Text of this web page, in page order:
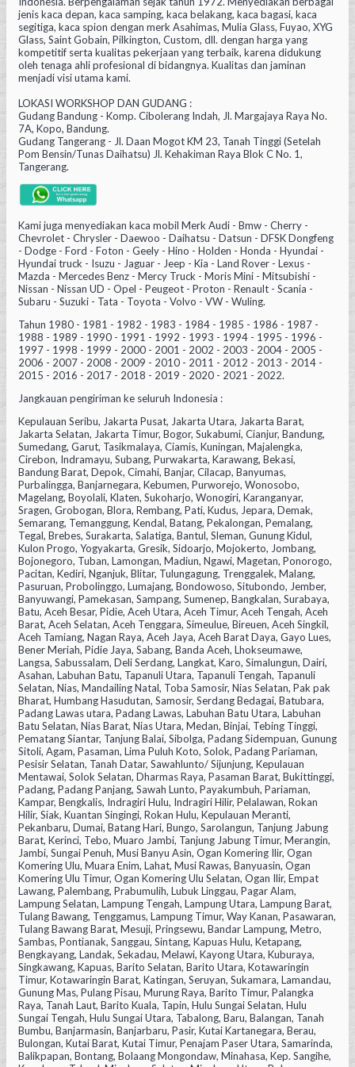
jenis kaca depan, kaca samping, kaca belakang, kaca bagasi, kaca
segitiga, kaca spion dengan merk Asahimas, Mulia Glass, Fuyao, XYG
Glass, Saint Gobain, Pilkington, Custom, dll. dengan harga yang
kompetitif serta kualitas pekerjaan yang terbaik, karena didukung
oleh tenaga ahli profesional di bidangnya. Kualitas dan jaminan
menjadi visi utama kami.
LOKASI WORKSHOP DAN GUDANG :
Gudang Bandung - Komp. Cibolerang Indah, Jl. Margajaya Raya No.
7A, Kopo, Bandung.
Gudang Tangerang - Jl. Daan Mogot KM 23, Tanah Tinggi (Setelah
Pom Bensin/Tunas Daihatsu) Jl. Kehakiman Raya Blok C No. 1,
Tangerang.
Kami juga menyediakan kaca mobil Merk Audi - Bmw - Cherry -
Chevrolet - Chrysler - Daewoo - Daihatsu - Datsun - DFSK Dongfeng
- Dodge - Ford - Foton - Geely - Hino - Holden - Honda - Hyundai -
Hyundai truck - Isuzu - Jaguar - Jeep - Kia - Land Rover - Lexus -
Mazda - Mercedes Benz - Mercy Truck - Moris Mini - Mitsubishi -
Nissan - Nissan UD - Opel - Peugeot - Proton - Renault - Scania -
Subaru - Suzuki - Tata - Toyota - Volvo - VW - Wuling.
Tahun 1980 - 1981 - 1982 - 1983 - 1984 - 1985 - 1986 - 1987 -
1988 - 1989 - 1990 - 1991 - 1992 - 1993 - 1994 - 1995 - 1996 -
1997 - 1998 - 1999 - 2000 - 2001 - 2002 - 2003 - 2004 - 2005 -
2006 - 2007 - 2008 - 2009 - 2010 - 2011 - 2012 - 2013 - 2014 -
2015 - 2016 - 2017 - 2018 - 2019 - 2020 - 2021 - 2022.
Jangkauan pengiriman ke seluruh Indonesia :
Kepulauan Seribu, Jakarta Pusat, Jakarta Utara, Jakarta Barat,
Jakarta Selatan, Jakarta Timur, Bogor, Sukabumi, Cianjur, Bandung,
Sumedang, Garut, Tasikmalaya, Ciamis, Kuningan, Majalengka,
Cirebon, Indramayu, Subang, Purwakarta, Karawang, Bekasi,
Bandung Barat, Depok, Cimahi, Banjar, Cilacap, Banyumas,
Purbalingga, Banjarnegara, Kebumen, Purworejo, Wonosobo,
Magelang, Boyolali, Klaten, Sukoharjo, Wonogiri, Karanganyar,
Sragen, Grobogan, Blora, Rembang, Pati, Kudus, Jepara, Demak,
Semarang, Temanggung, Kendal, Batang, Pekalongan, Pemalang,
Tegal, Brebes, Surakarta, Salatiga, Bantul, Sleman, Gunung Kidul,
Kulon Progo, Yogyakarta, Gresik, Sidoarjo, Mojokerto, Jombang,
Bojonegoro, Tuban, Lamongan, Madiun, Ngawi, Magetan, Ponorogo,
Pacitan, Kediri, Nganjuk, Blitar, Tulungagung, Trenggalek, Malang,
Pasuruan, Probolinggo, Lumajang, Bondowoso, Situbondo, Jember,
Banyuwangi, Pamekasan, Sampang, Sumenep, Bangkalan, Surabaya,
Batu, Aceh Besar, Pidie, Aceh Utara, Aceh Timur, Aceh Tengah, Aceh
Barat, Aceh Selatan, Aceh Tenggara, Simeulue, Bireuen, Aceh Singkil,
Aceh Tamiang, Nagan Raya, Aceh Jaya, Aceh Barat Daya, Gayo Lues,
Bener Meriah, Pidie Jaya, Sabang, Banda Aceh, Lhokseumawe,
Langsa, Sabussalam, Deli Serdang, Langkat, Karo, Simalungun, Dairi,
Asahan, Labuhan Batu, Tapanuli Utara, Tapanuli Tengah, Tapanuli
Selatan, Nias, Mandailing Natal, Toba Samosir, Nias Selatan, Pak pak
Bharat, Humbang Hasudutan, Samosir, Serdang Bedagai, Batubara,
Padang Lawas utara, Padang Lawas, Labuhan Batu Utara, Labuhan
Batu Selatan, Nias Barat, Nias Utara, Medan, Binjai, Tebing Tinggi,
Pematang Siantar, Tanjung Balai, Sibolga, Padang Sidempuan, Gunung
Sitoli, Agam, Pasaman, Lima Puluh Koto, Solok, Padang Pariaman,
Pesisir Selatan, Tanah Datar, Sawahlunto/ Sijunjung, Kepulauan
Mentawai, Solok Selatan, Dharmas Raya, Pasaman Barat, Bukittinggi,
Padang, Padang Panjang, Sawah Lunto, Payakumbuh, Pariaman,
Kampar, Bengkalis, Indragiri Hulu, Indragiri Hilir, Pelalawan, Rokan
Hilir, Siak, Kuantan Singingi, Rokan Hulu, Kepulauan Meranti,
Pekanbaru, Dumai, Batang Hari, Bungo, Sarolangun, Tanjung Jabung
Barat, Kerinci, Tebo, Muaro Jambi, Tanjung Jabung Timur, Merangin,
Jambi, Sungai Penuh, Musi Banyu Asin, Ogan Komering Ilir, Ogan
Komering Ulu, Muara Enim, Lahat, Musi Rawas, Banyuasin, Ogan
Komering Ulu Timur, Ogan Komering Ulu Selatan, Ogan Ilir, Empat
Lawang, Palembang, Prabumulih, Lubuk Linggau, Pagar Alam,
Lampung Selatan, Lampung Tengah, Lampung Utara, Lampung Barat,
Tulang Bawang, Tenggamus, Lampung Timur, Way Kanan, Pasawaran,
Tulang Bawang Barat, Mesuji, Pringsewu, Bandar Lampung, Metro,
Sambas, Pontianak, Sanggau, Sintang, Kapuas Hulu, Ketapang,
Bengkayang, Landak, Sekadau, Melawi, Kayong Utara, Kuburaya,
Singkawang, Kapuas, Barito Selatan, Barito Utara, Kotawaringin
Timur, Kotawaringin Barat, Katingan, Seruyan, Sukamara, Lamandau,
Gunung Mas, Pulang Pisau, Murung Raya, Barito Timur, Palangka
Raya, Tanah Laut, Barito Kuala, Tapin, Hulu Sungai Selatan, Hulu
Sungai Tengah, Hulu Sungai Utara, Tabalong, Baru, Balangan, Tanah
Bumbu, Banjarmasin, Banjarbaru, Pasir, Kutai Kartanegara, Berau,
Bulongan, Kutai Barat, Kutai Timur, Penajam Paser Utara, Samarinda,
Balikpapan, Bontang, Bolaang Mongondaw, Minahasa, Kep. Sangihe,